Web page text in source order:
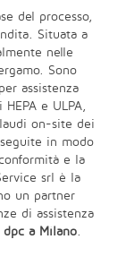
del processo,
Situata a
nelle
Sono
assistenza
e ULPA,
on-site dei
in modo
e la
srl è la
un partner
di assistenza
a Milano.